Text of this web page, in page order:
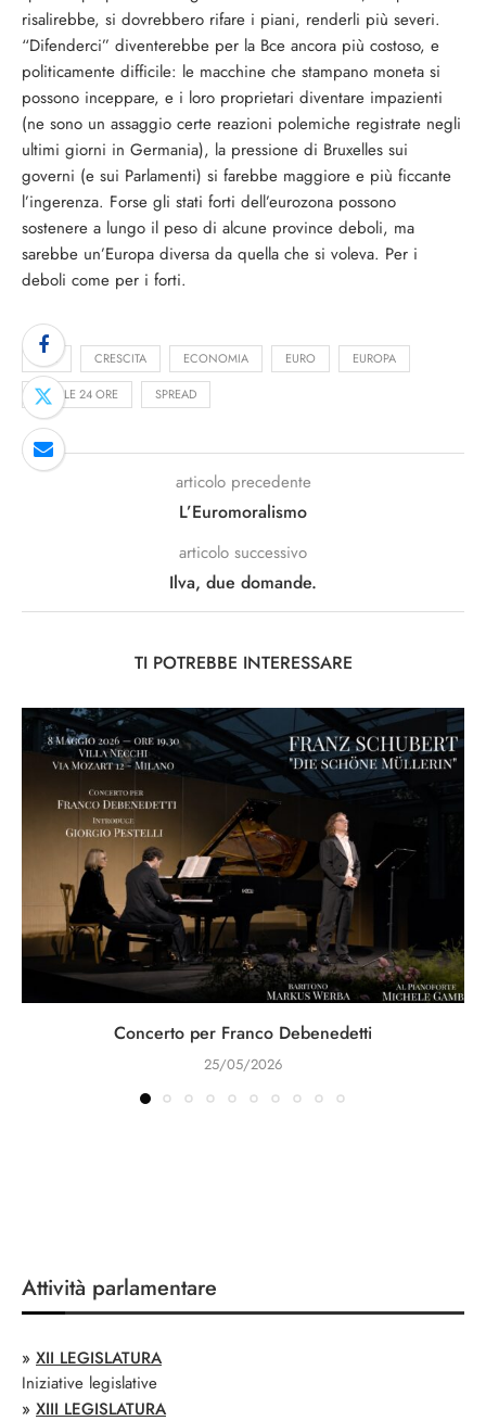
risalirebbe, si dovrebbero rifare i piani, renderli più severi.
“Difenderci” diventerebbe per la Bce ancora più costoso, e
politicamente difficile: le macchine che stampano moneta si
possono inceppare, e i loro proprietari diventare impazienti
(ne sono un assaggio certe reazioni polemiche registrate negli
ultimi giorni in Germania), la pressione di Bruxelles sui
governi (e sui Parlamenti) si farebbe maggiore e più ficcante
l’ingerenza. Forse gli stati forti dell’eurozona possono
sostenere a lungo il peso di alcune province deboli, ma
sarebbe un’Europa diversa da quella che si voleva. Per i
deboli come per i forti.
BCE CRESCITA ECONOMIA EURO EUROPA
IL SOLE 24 ORE SPREAD
articolo precedente
L’Euromoralismo
articolo successivo
Ilva, due domande.
TI POTREBBE INTERESSARE
Concerto per Franco Debenedetti
25/05/2026
Attività parlamentare
» XII LEGISLATURA
Iniziative legislative
» XIII LEGISLATURA